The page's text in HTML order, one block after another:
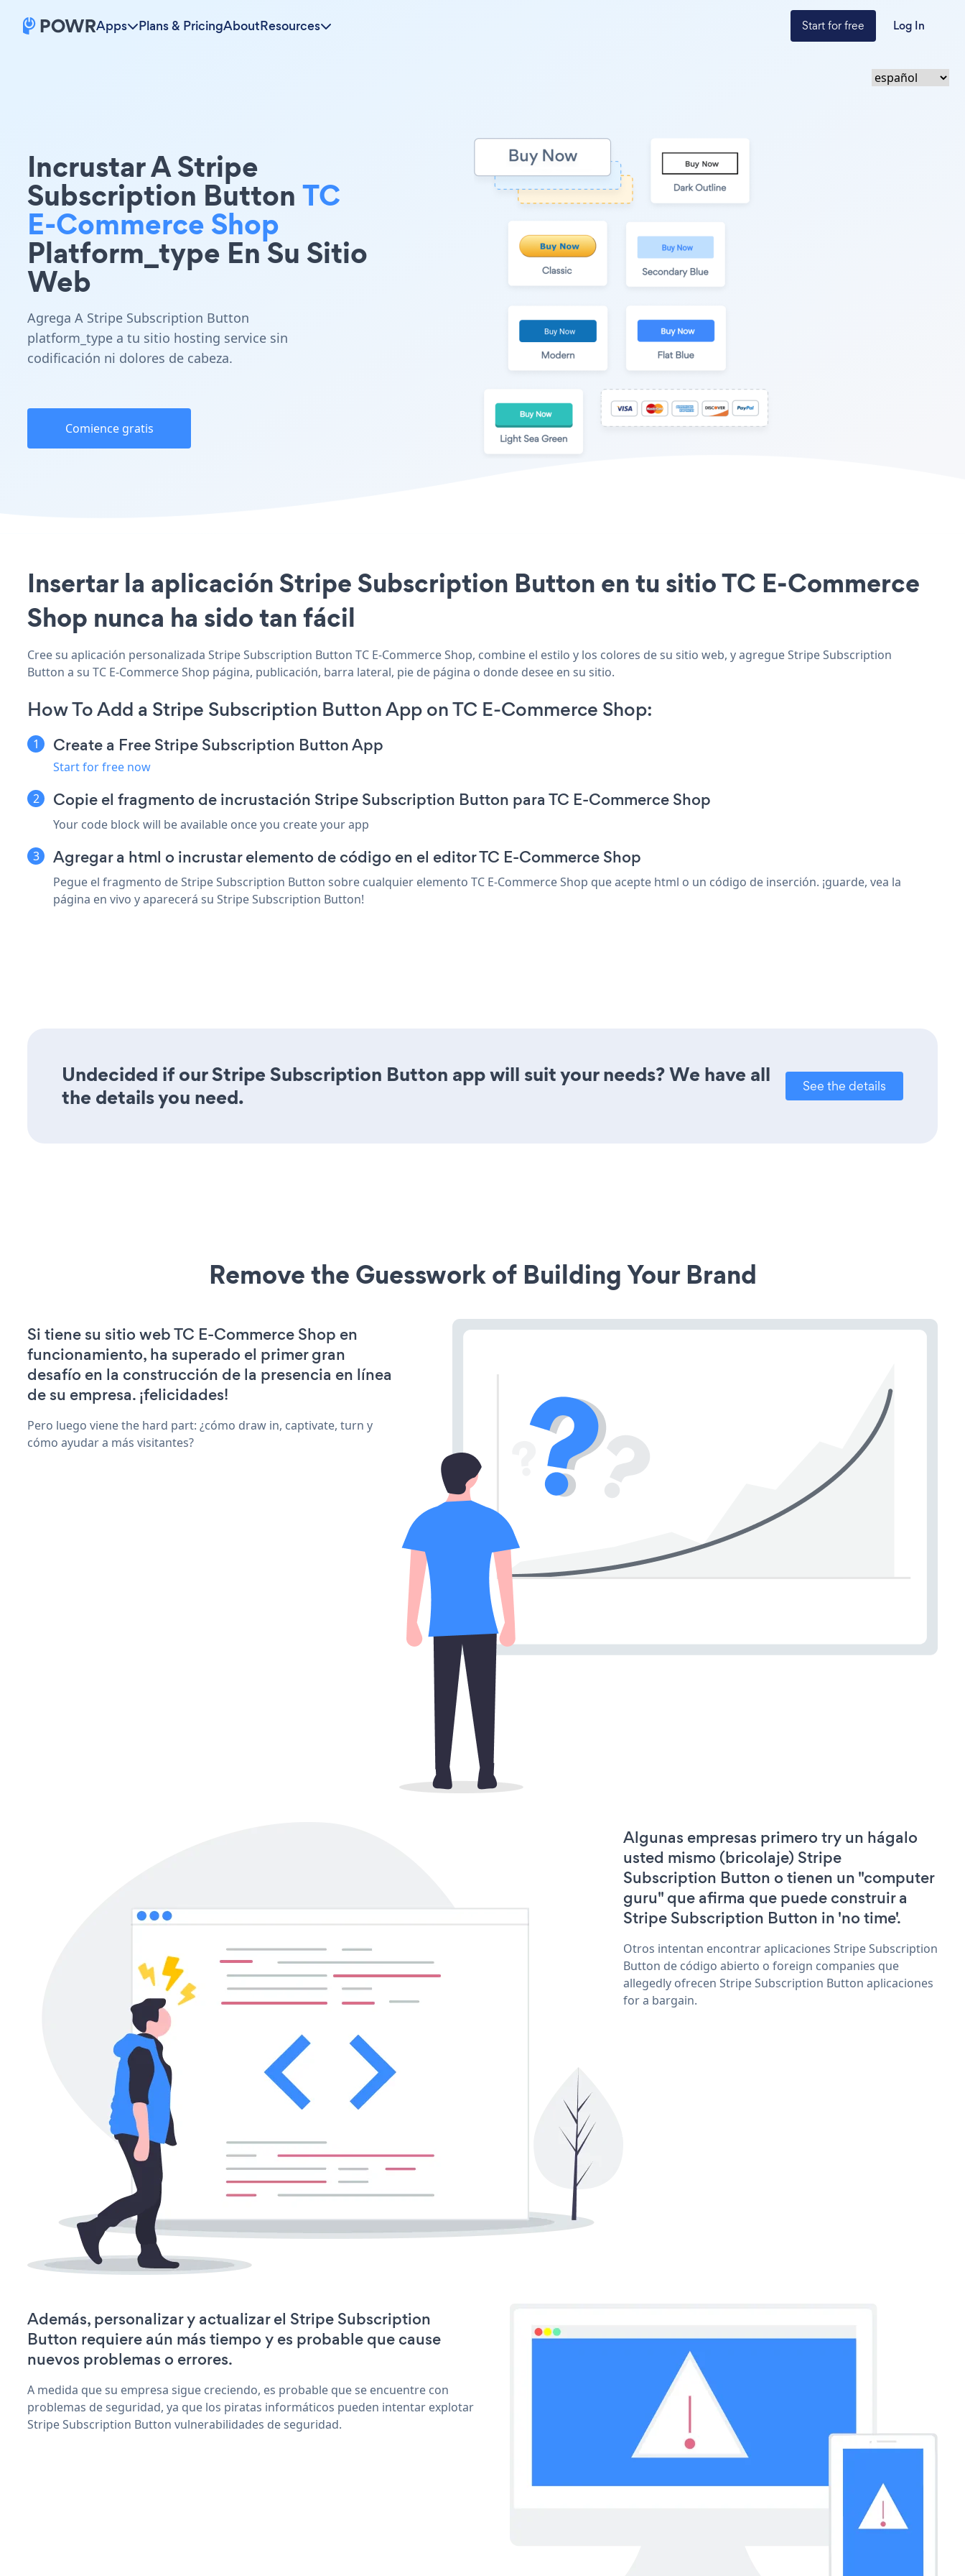
Apps Plans & PricingAboutResources Start for free Log In
Incrustar A Stripe
Subscription ButtonTC
E-Commerce Shop
Platform_type En Su Sitio
Web
Agrega A Stripe Subscription Button
platform_type a tu sitio hosting service sin
codificación ni dolores de cabeza.
Comience gratis
Insertar la aplicación Stripe Subscription Button en tu sitio TC E-Commerce
Shop nunca ha sido tan fácil
Cree su aplicación personalizada Stripe Subscription Button TC E-Commerce Shop, combine el estilo y los colores de su sitio web, y agregue Stripe Subscription
Button a su TC E-Commerce Shop página, publicación, barra lateral, pie de página o donde desee en su sitio.
How To Add a Stripe Subscription Button App on TC E-Commerce Shop:
Create a Free Stripe Subscription Button App
Start for free now
Copie el fragmento de incrustación Stripe Subscription Button para TC E-Commerce Shop
Your code block will be available once you create your app
Agregar a html o incrustar elemento de código en el editor TC E-Commerce Shop
Pegue el fragmento de Stripe Subscription Button sobre cualquier elemento TC E-Commerce Shop que acepte html o un código de inserción. ¡guarde, vea la
página en vivo y aparecerá su Stripe Subscription Button!
Undecided if our Stripe Subscription Button app will suit your needs? We have all
the details you need.
See the details
Remove the Guesswork of Building Your Brand
Si tiene su sitio web TC E-Commerce Shop en
funcionamiento, ha superado el primer gran
desafío en la construcción de la presencia en línea
de su empresa. ¡felicidades!
Pero luego viene the hard part: ¿cómo draw in, captivate, turn y
cómo ayudar a más visitantes?
Algunas empresas primero try un hágalo
usted mismo (bricolaje) Stripe
Subscription Button o tienen un "computer
guru" que afirma que puede construir a
Stripe Subscription Button in 'no time'.
Otros intentan encontrar aplicaciones Stripe Subscription
Button de código abierto o foreign companies que
allegedly ofrecen Stripe Subscription Button aplicaciones
for a bargain.
Además, personalizar y actualizar el Stripe Subscription
Button requiere aún más tiempo y es probable que cause
nuevos problemas o errores.
A medida que su empresa sigue creciendo, es probable que se encuentre con
problemas de seguridad, ya que los piratas informáticos pueden intentar explotar
Stripe Subscription Button vulnerabilidades de seguridad.